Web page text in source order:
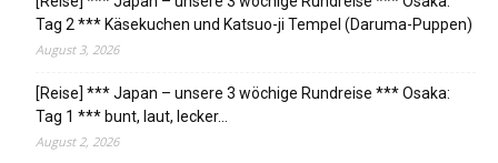
Tag 2 *** Käsekuchen und Katsuo-ji Tempel (Daruma-Puppen)
August 3, 2026
[Reise] *** Japan – unsere 3 wöchige Rundreise *** Osaka:
Tag 1 *** bunt, laut, lecker…
August 2, 2026